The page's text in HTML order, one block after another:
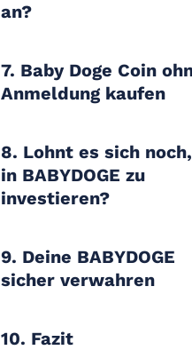
an?
7. Baby Doge Coin
Anmeldung kaufen
8. Lohnt es sich noch,
in BABYDOGE zu
investieren?
9. Deine BABYDOGE
sicher verwahren
10. Fazit